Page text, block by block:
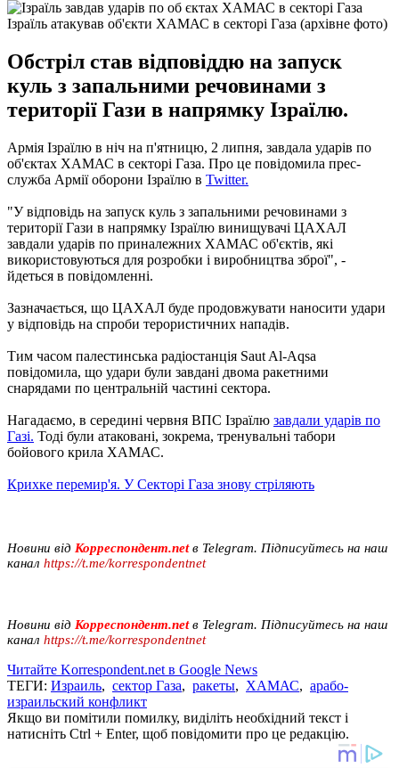
Ізраїль атакував об'єкти ХАМАС в секторі Газа (архівне фото)
Обстріл став відповіддю на запуск
куль з запальними речовинами з
території Гази в напрямку Ізраїлю.
Армія Ізраїлю в ніч на п'ятницю, 2 липня, завдала ударів по
об'єктах ХАМАС в секторі Газа. Про це повідомила прес-
служба Армії оборони Ізраїлю в Twitter.
"У відповідь на запуск куль з запальними речовинами з
території Гази в напрямку Ізраїлю винищувачі ЦАХАЛ
завдали ударів по приналежних ХАМАС об'єктів, які
використовуються для розробки і виробництва зброї", -
йдеться в повідомленні.
Зазначається, що ЦАХАЛ буде продовжувати наносити удари
у відповідь на спроби терористичних нападів.
Тим часом палестинська радіостанція Saut Al-Aqsa
повідомила, що удари були завдані двома ракетними
снарядами по центральній частині сектора.
Нагадаємо, в середині червня ВПС Ізраїлю завдали ударів по
Газі. Тоді були атаковані, зокрема, тренувальні табори
бойового крила ХАМАС.
Крихке перемир'я. У Секторі Газа знову стріляють
Новини від Корреспондент.netв Telegram. Підписуйтесь на наш
канал https://t.me/korrespondentnet
Новини від Корреспондент.netв Telegram. Підписуйтесь на наш
канал https://t.me/korrespondentnet
Читайте Korrespondent.net в Google News
ТЕГИ: Израиль, сектор Газа, ракеты, ХАМАС, арабо-
израильский конфликт
Якщо ви помітили помилку, виділіть необхідний текст і
натисніть Ctrl + Enter, щоб повідомити про це редакцію.